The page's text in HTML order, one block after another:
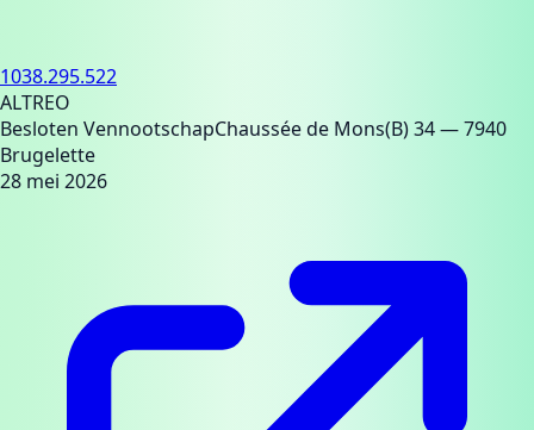
1038.295.522
ALTREO
Besloten VennootschapChaussée de Mons(B) 34— 7940
Brugelette
28 mei 2026